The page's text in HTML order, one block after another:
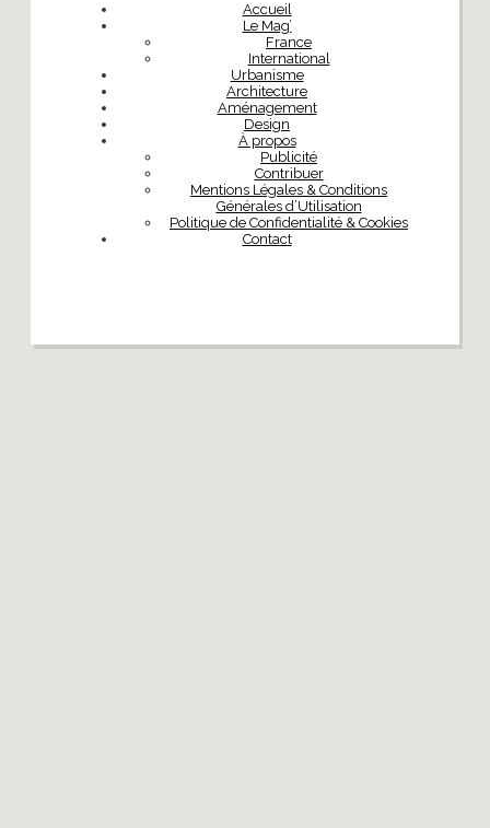
Accueil
Le Mag’
France
International
Urbanisme
Architecture
Aménagement
Design
À propos
Publicité
Contribuer
Mentions Légales & Conditions
Générales d’Utilisation
Politique de Confidentialité & Cookies
Contact